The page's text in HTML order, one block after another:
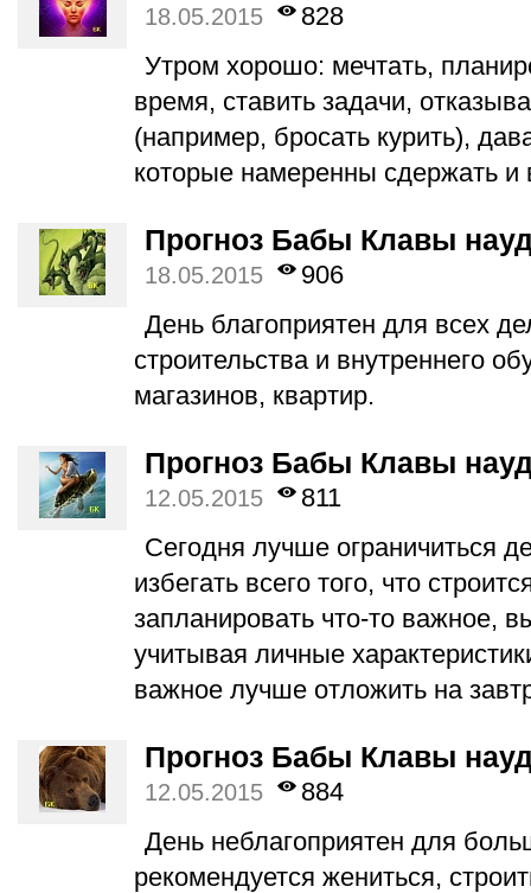
18.05.2015
828
Утром хорошо: мечтать,
время, ставить задачи,
(например, бросать курить),
которые намеренны сдержать и
Прогноз Бабы Клавы
18.05.2015
906
День благоприятен для всех
строительства и внутреннего
магазинов, квартир.
Прогноз Бабы Клавы
12.05.2015
811
Сегодня лучше ограничиться
избегать всего того, что
запланировать что-то важное,
учитывая личные
важное лучше отложить на
Прогноз Бабы Клавы
12.05.2015
884
День неблагоприятен для
рекомендуется жениться,